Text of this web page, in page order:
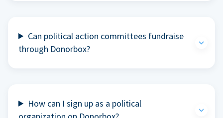
Can political action committees fundraise
through Donorbox?
How can I sign up as a political